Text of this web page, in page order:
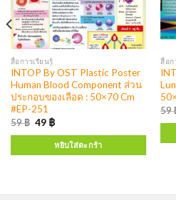
สื่อการเรียนรู้
INTOP By OST Plastic Poster
Human Blood Component ส่วน
ประกอบของเลือด : 50×70 Cm
#EP-251
59฿ 49 ฿
หยิบใส่ตะกร้า
สื่อก
59